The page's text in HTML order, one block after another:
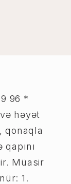
96 *
həyət
qonaqla
Müasir
1.